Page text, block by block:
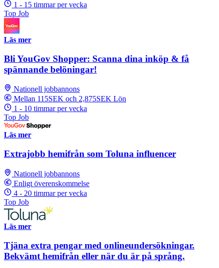
1 - 15 timmar per vecka
Top Job
Läs mer
Bli YouGov Shopper: Scanna dina inköp & få
spännande belöningar!
Nationell jobbannons
Mellan 115SEK och 2,875SEK Lön
1 - 10 timmar per vecka
Top Job
Läs mer
Extrajobb hemifrån som Toluna influencer
Nationell jobbannons
Enligt överenskommelse
4 - 20 timmar per vecka
Top Job
Läs mer
Tjäna extra pengar med onlineundersökningar.
Bekvämt hemifrån eller när du är på språng.